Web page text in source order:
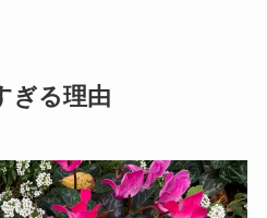
ぎる理由